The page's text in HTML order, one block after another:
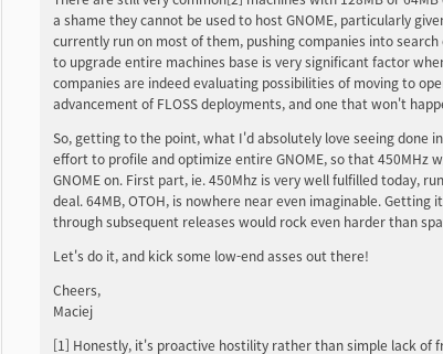
a shame they cannot be used to host GNOME, particularly
currently run on most of them, pushing companies into
to upgrade entire machines base is very significant factor
companies are indeed evaluating possibilities of moving to
advancement of FLOSS deployments, and one that won't
So, getting to the point, what I'd absolutely love seeing done
effort to profile and optimize entire GNOME, so that450MHz
GNOME on. First part, ie.450Mhz is very well fulfilled today,
deal. 64MB, OTOH, is nowhere near even imaginable.
through subsequent releases would rock even harder than
Let's do it, and kick some low-end asses out there!
Cheers,
Maciej
[1] Honestly, it's proactive hostility rather than simple lack of